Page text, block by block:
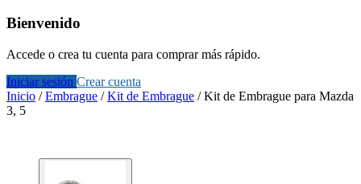
Bienvenido
Accede o crea tu cuenta para comprar más rápido.
Iniciar sesión Crear cuenta
Inicio /Embrague /Kit de Embrague /Kit de Embrague para Mazda
3, 5